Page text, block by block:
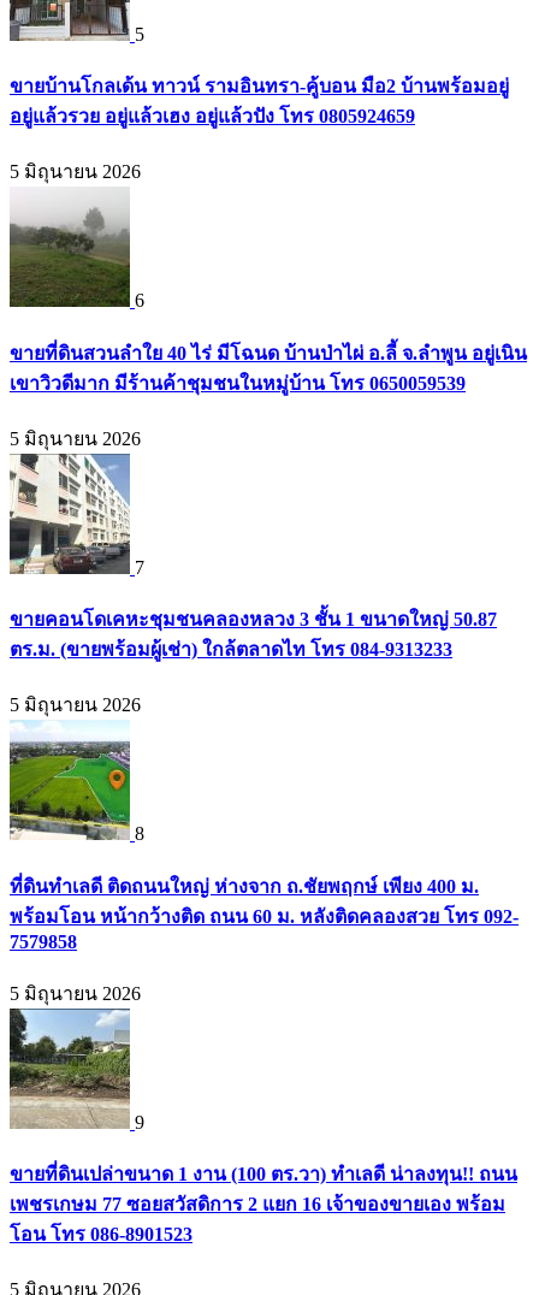
5
ขายบ้านโกลเด้น ทาวน์ รามอินทรา-คู้บอน มือ2 บ้านพร้อมอยู่
อยู่แล้วรวย อยู่แล้วเฮง อยู่แล้วปัง โทร 0805924659
5 มิถุนายน 2026
6
ขายที่ดินสวนลำใย 40 ไร่ มีโฉนด บ้านป่าไผ่ อ.ลี้ จ.ลำพูน อยู่เนิน
เขาวิวดีมาก มีร้านค้าชุมชนในหมู่บ้าน โทร 0650059539
5 มิถุนายน 2026
7
ขายคอนโดเคหะชุมชนคลองหลวง 3 ชั้น 1 ขนาดใหญ่ 50.87
ตร.ม. (ขายพร้อมผู้เช่า) ใกล้ตลาดไท โทร 084-9313233
5 มิถุนายน 2026
8
ที่ดินทำเลดี ติดถนนใหญ่ ห่างจาก ถ.ชัยพฤกษ์ เพียง 400 ม.
พร้อมโอน หน้ากว้างติด ถนน 60 ม. หลังติดคลองสวย โทร 092-
7579858
5 มิถุนายน 2026
9
ขายที่ดินเปล่าขนาด 1 งาน (100 ตร.วา) ทำเลดี น่าลงทุน!! ถนน
เพชรเกษม 77 ซอยสวัสดิการ 2 แยก 16 เจ้าของขายเอง พร้อม
โอน โทร 086-8901523
5 มิถุนายน 2026